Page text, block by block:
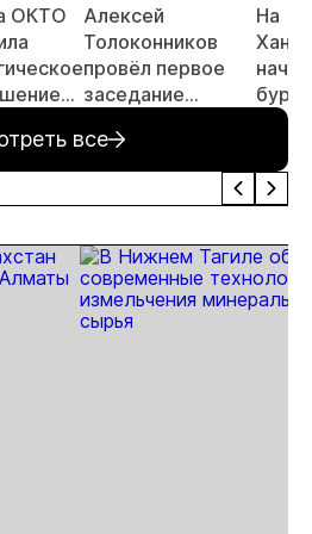
ОКТО
Алексей
Толоконников
провёл первое
заседание
международному
сотрудничеству.
На
все